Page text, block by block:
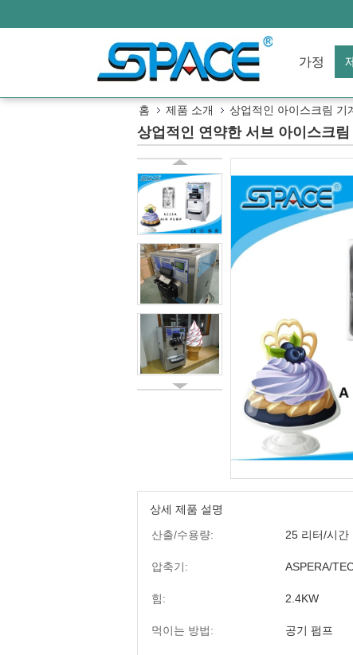
가정
홈 제품 소개 상업적인 아이스크림 기
상업적인 연약한 서브 아이스크
상세 제품 설명
산출/수용량:
25 리터/시간
압축기: ASPERA/
힘: 2.4KW
먹이는 방법: 공기 펌프